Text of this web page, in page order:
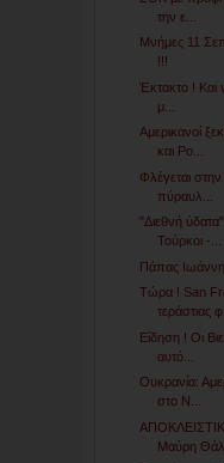
την ε...
Μνήμες 11
!!!
Έκτακτο ! Και
μ...
Αμερικανοί
και Ρο...
Φλέγεται
πύραυλ...
"Διεθνή
Τούρκοι -...
Πάπας
Τώρα ! San
τεράστιας
Είδηση ! Οι
αυτό...
Ουκρανία:
στο Ν...
Μαύρη